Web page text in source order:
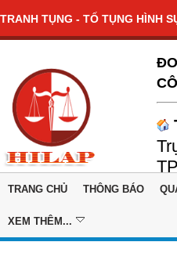
TRANH TỤNG - TỐ TỤNG HÌNH
TRANG CHỦ THÔNG BÁO
XEM THÊM...